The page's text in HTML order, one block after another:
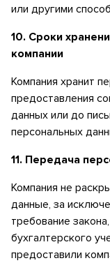
или другими
10. Сроки
компании
Компания хранит
предоставления
данных или до
персональных
11. Передача
Компания не
данные, за
требование
бухгалтерского
предоставили